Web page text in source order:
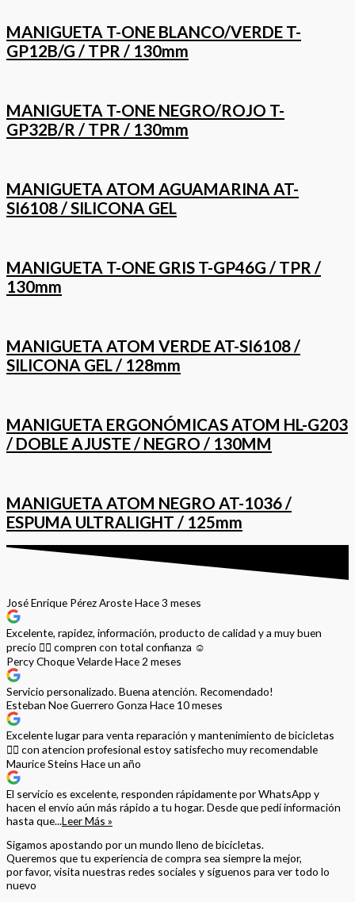
MANIGUETA T-ONE BLANCO/VERDE T-
GP12B/G / TPR / 130mm
MANIGUETA T-ONE NEGRO/ROJO T-
GP32B/R / TPR / 130mm
MANIGUETA ATOM AGUAMARINA AT-
SI6108 / SILICONA GEL
MANIGUETA T-ONE GRIS T-GP46G / TPR /
130mm
MANIGUETA ATOM VERDE AT-SI6108 /
SILICONA GEL / 128mm
MANIGUETA ERGONÓMICAS ATOM HL-G203
/ DOBLE AJUSTE / NEGRO / 130MM
MANIGUETA ATOM NEGRO AT-1036 /
ESPUMA ULTRALIGHT / 125mm
José Enrique Pérez ArosteHace 3 meses
Excelente, rapidez, información, producto de calidad y a muy buen
precio 👌🏻 compren con total confianza ☺️
Percy Choque VelardeHace 2 meses
Servicio personalizado. Buena atención. Recomendado!
Esteban Noe Guerrero Gonza Hace 10 meses
Excelente lugar para venta reparación y mantenimiento de bicicletas
🚵‍♀️ con atencion profesional estoy satisfecho muy recomendable
Maurice Steins Hace un año
El servicio es excelente, responden rápidamente por WhatsApp y
hacen el envío aún más rápido a tu hogar. Desde que pedí información
hasta que...Leer Más »
Sigamos apostando por un mundo lleno de bicicletas.
Queremos que tu experiencia de compra sea siempre la mejor,
por favor, visita nuestras redes sociales y síguenos para ver todo lo
nuevo